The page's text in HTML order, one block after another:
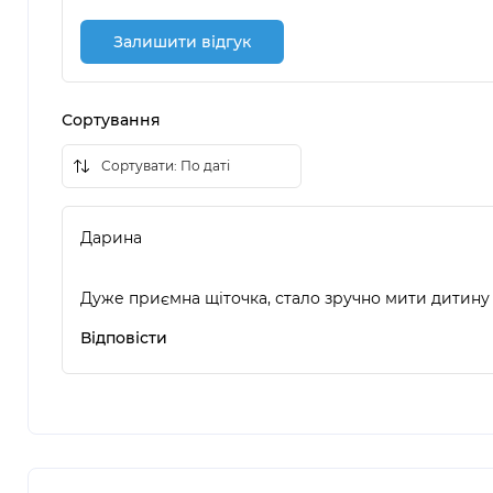
Залишити відгук
Сортування
Дарина
Дуже приємна щіточка, стало зручно мити дитину
Відповісти